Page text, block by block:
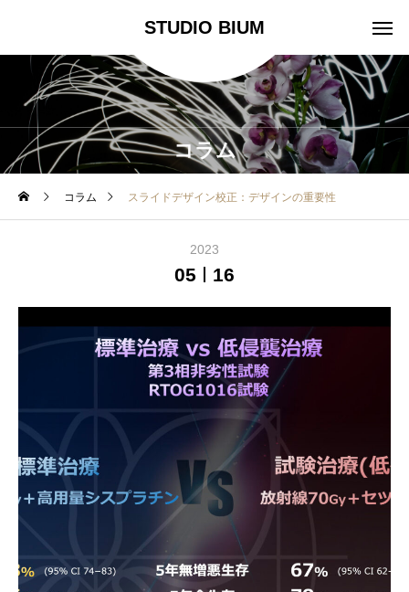
STUDIO BIUM
コラム
コラム スライドデザイン校正：デザインの重要性
2023
05 16